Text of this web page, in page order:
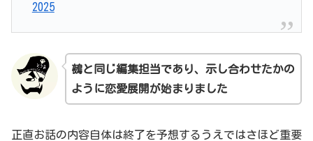
2025
鵺と 同じ編集担当であり、示し合わせたかの
ように恋愛展開が始まりました
正直お話の内容自体は終了を予想するうえではさほど重要